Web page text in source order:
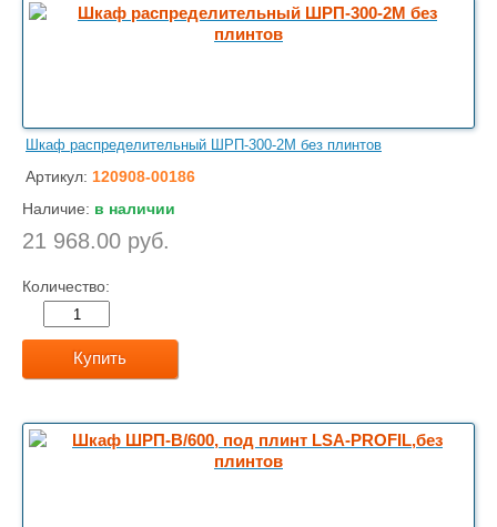
Шкаф распределительный ШРП-300-2М без плинтов
Артикул: 120908-00186
Наличие: в наличии
21 968.00 руб.
Количество:
Купить